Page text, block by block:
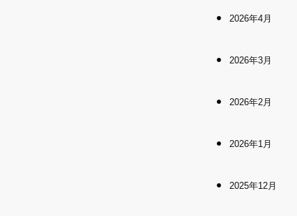
2026年4月
2026年3月
2026年2月
2026年1月
2025年12月